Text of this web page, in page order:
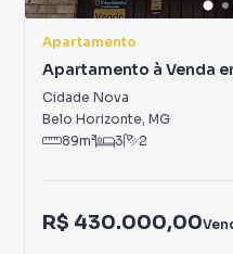
Apartamento
Apartamento à Venda
Cidade Nova
Belo Horizonte, MG
89m² 3 2
R$ 430.000,00